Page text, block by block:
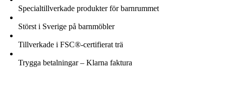
Specialtillverkade produkter för barnrummet
Störst i Sverige på barnmöbler
Tillverkade i FSC®-certifierat trä
Trygga betalningar – Klarna faktura